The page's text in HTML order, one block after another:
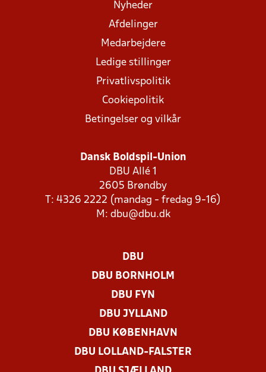
Nyheder
Afdelinger
Medarbejdere
Ledige stillinger
Privatlivspolitik
Cookiepolitik
Betingelser og vilkår
Dansk Boldspil-Union
DBU Allé 1
2605 Brøndby
T: 4326 2222 (mandag - fredag 9-16)
M: dbu@dbu.dk
DBU
DBU BORNHOLM
DBU FYN
DBU JYLLAND
DBU KØBENHAVN
DBU LOLLAND-FALSTER